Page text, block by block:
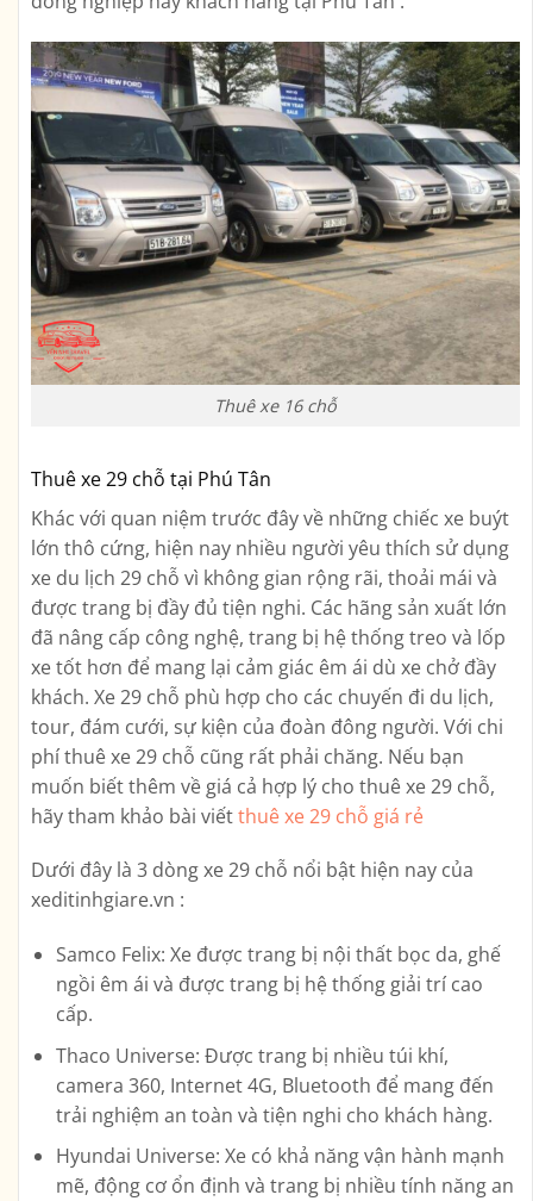
Thuê xe 16 chỗ
Thuê xe 29 chỗ tại Phú Tân
Khác với quan niệm trước đây về những chiếc xe buýt
lớn thô cứng, hiện nay nhiều người yêu thích sử dụng
xe du lịch 29 chỗ vì không gian rộng rãi, thoải mái và
được trang bị đầy đủ tiện nghi. Các hãng sản xuất lớn
đã nâng cấp công nghệ, trang bị hệ thống treo và lốp
xe tốt hơn để mang lại cảm giác êm ái dù xe chở đầy
khách. Xe 29 chỗ phù hợp cho các chuyến đi du lịch,
tour, đám cưới, sự kiện của đoàn đông người. Với chi
phí thuê xe 29 chỗ cũng rất phải chăng. Nếu bạn
muốn biết thêm về giá cả hợp lý cho thuê xe 29 chỗ,
hãy tham khảo bài viếtthuê xe 29 chỗ giá rẻ
Dưới đây là 3 dòng xe 29 chỗ nổi bật hiện nay của
xeditinhgiare.vn :
Samco Felix: Xe được trang bị nội thất bọc da, ghế
ngồi êm ái và được trang bị hệ thống giải trí cao
cấp.
Thaco Universe: Được trang bị nhiều túi khí,
camera 360, Internet 4G, Bluetooth để mang đến
trải nghiệm an toàn và tiện nghi cho khách hàng.
Hyundai Universe: Xe có khả năng vận hành mạnh
mẽ, động cơ ổn định và trang bị nhiều tính năng an